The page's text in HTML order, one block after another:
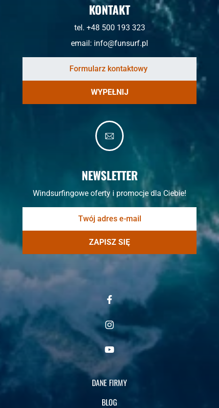
KONTAKT
tel. +48 500 193 323
email: info@funsurf.pl
WYPEŁNIJ
NEWSLETTER
Windsurfingowe oferty i promocje dla Ciebie!
ZAPISZ SIĘ
DANE FIRMY
BLOG